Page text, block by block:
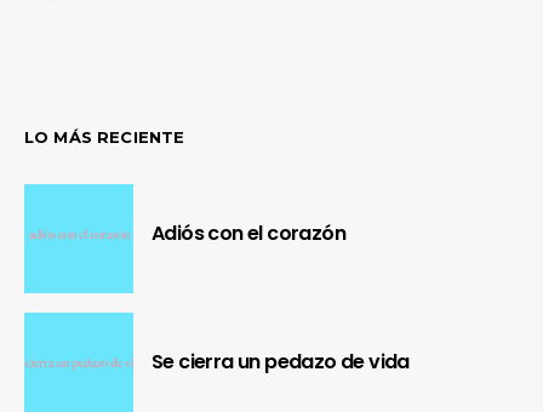
LO MÁS RECIENTE
Adiós con el corazón
Se cierra un pedazo de vida